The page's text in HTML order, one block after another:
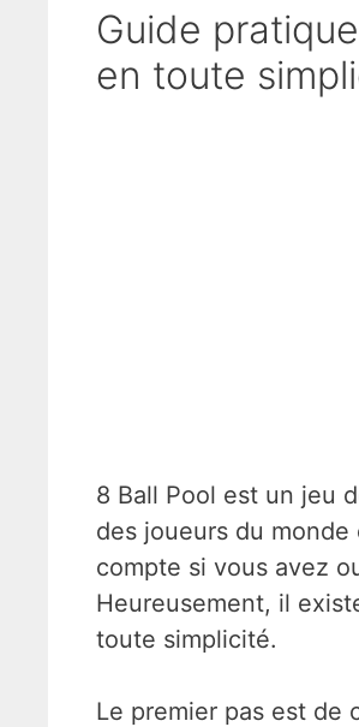
Guide
en toute
8 Ball Pool est un jeu
des joueurs du
compte si vous avez
Heureusement, il
toute simplicité.
Le premier pas est de